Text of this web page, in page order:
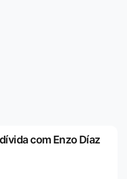
com Enzo Díaz